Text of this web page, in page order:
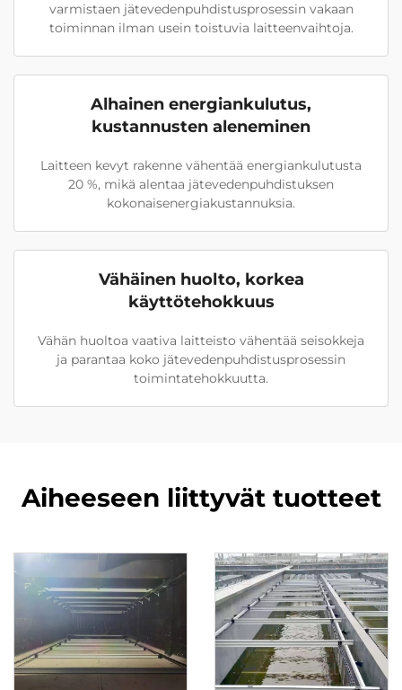
varmistaen jätevedenpuhdistusprosessin vakaan
toiminnan ilman usein toistuvia laitteenvaihtoja.
Alhainen energiankulutus,
kustannusten aleneminen
Laitteen kevyt rakenne vähentää energiankulutusta
20 %, mikä alentaa jätevedenpuhdistuksen
kokonaisenergiakustannuksia.
Vähäinen huolto, korkea
käyttötehokkuus
Vähän huoltoa vaativa laitteisto vähentää seisokkeja
ja parantaa koko jätevedenpuhdistusprosessin
toimintatehokkuutta.
Aiheeseen liittyvät tuotteet